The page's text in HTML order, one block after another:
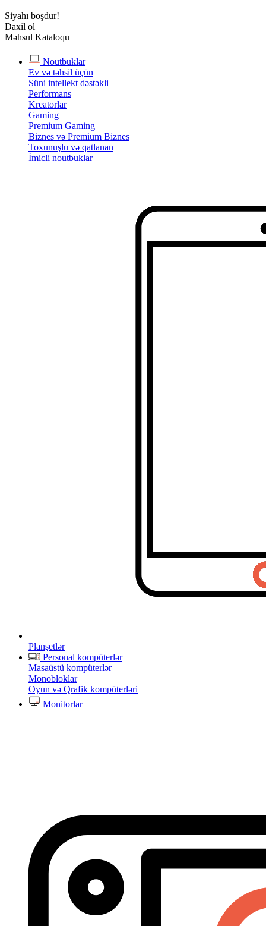
Siyahı boşdur!
Daxil ol
Məhsul Kataloqu
Noutbuklar
Ev və təhsil üçün
Süni intellekt dəstəkli
Performans
Kreatorlar
Gaming
Premium Gaming
Biznes və Premium Biznes
Toxunuşlu və qatlanan
İmicli noutbuklar
Planşetlər
Personal kompüterlər
Masaüstü kompüterlər
Monobloklar
Oyun və Qrafik kompüterləri
Monitorlar